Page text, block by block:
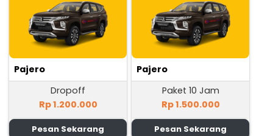
Pajero
Dropoff
Rp 1.200.000
Pesan Sekarang
Pajero
Paket 10 Jam
Rp 1.500.000
Pesan Sekarang